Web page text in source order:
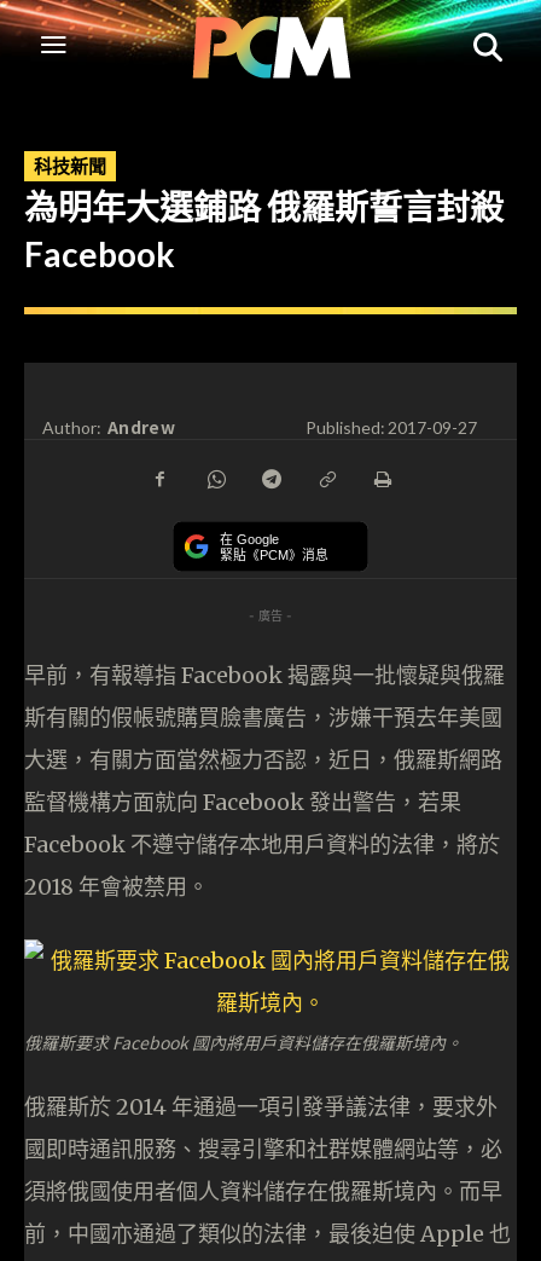
科技新聞
為明年大選鋪路 俄羅斯誓言封殺
Facebook
Author: Andrew Published:2017-09-27
在 Google
緊貼《PCM》消息
- 廣告 -
早前，有報導指 Facebook 揭露與一批懷疑與俄羅
斯有關的假帳號購買臉書廣告，涉嫌干預去年美國
大選，有關方面當然極力否認，近日，俄羅斯網路
監督機構方面就向 Facebook 發出警告，若果
Facebook 不遵守儲存本地用戶資料的法律，將於
2018 年會被禁用。
俄羅斯要求 Facebook 國內將用戶資料儲存在俄羅斯境內。
俄羅斯於 2014 年通過一項引發爭議法律，要求外
國即時通訊服務、搜尋引擎和社群媒體網站等，必
須將俄國使用者個人資料儲存在俄羅斯境內。而早
前，中國亦通過了類似的法律，最後迫使 Apple 也